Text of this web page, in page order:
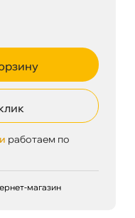
работаем по
магазин